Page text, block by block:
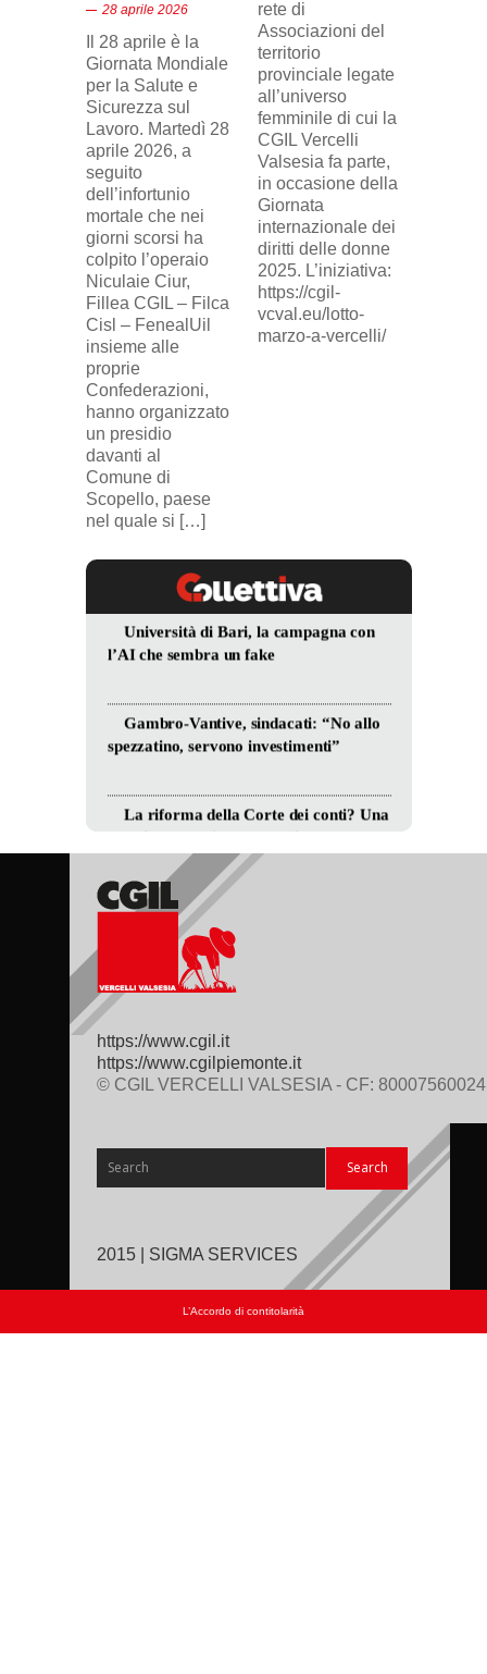
28 aprile 2026
Il 28 aprile è la
Giornata Mondiale
per la Salute e
Sicurezza sul
Lavoro. Martedì 28
aprile 2026, a
seguito
dell’infortunio
mortale che nei
giorni scorsi ha
colpito l’operaio
Niculaie Ciur,
Fillea CGIL – Filca
Cisl – FenealUil
insieme alle
proprie
Confederazioni,
hanno organizzato
un presidio
davanti al
Comune di
Scopello, paese
nel quale si […]
rete di
Associazioni del
territorio
provinciale legate
all’universo
femminile di cui la
CGIL Vercelli
Valsesia fa parte,
in occasione della
Giornata
internazionale dei
diritti delle donne
2025. L’iniziativa:
https://cgil-
vcval.eu/lotto-
marzo-a-vercelli/
https://www.cgil.it
https://www.cgilpiemonte.it
© CGIL VERCELLI VALSESIA - CF: 80007560024
2015 | SIGMA SERVICES
L’Accordo di contitolarità